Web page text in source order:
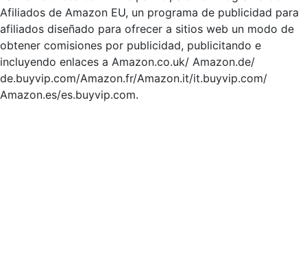
Afiliados de Amazon EU, un programa de publicidad para
afiliados diseñado para ofrecer a sitios web un modo de
obtener comisiones por publicidad, publicitando e
incluyendo enlaces a Amazon.co.uk/ Amazon.de/
de.buyvip.com/Amazon.fr/Amazon.it/it.buyvip.com/
Amazon.es/es.buyvip.com.